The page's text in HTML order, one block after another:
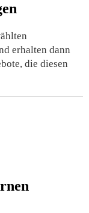
erhalten dann
die diesen